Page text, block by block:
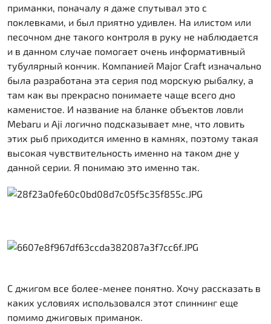
приманки, поначалу я даже спутывал это с
поклевками, и был приятно удивлен. На илистом или
песочном дне такого контроля в руку не наблюдается
и в данном случае помогает очень информативный
тубулярный кончик. Компанией Major Craft изначально
была разработана эта серия под морскую рыбалку, а
там как вы прекрасно понимаете чаще всего дно
каменистое. И название на бланке объектов ловли
Mebaru и Aji логично подсказывает мне, что ловить
этих рыб приходится именно в камнях, поэтому такая
высокая чувствительность именно на таком дне у
данной серии. Я понимаю это именно так.
С джигом все более-менее понятно. Хочу рассказать в
каких условиях использовался этот спиннинг еще
помимо джиговых приманок.